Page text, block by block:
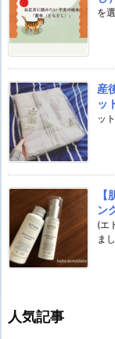
を
産
ッ
ッ
ン
(エ
ま
人気記事